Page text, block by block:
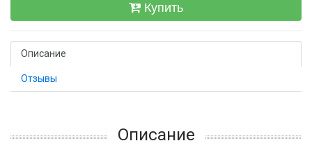
Купить
Описание
Отзывы
Описание